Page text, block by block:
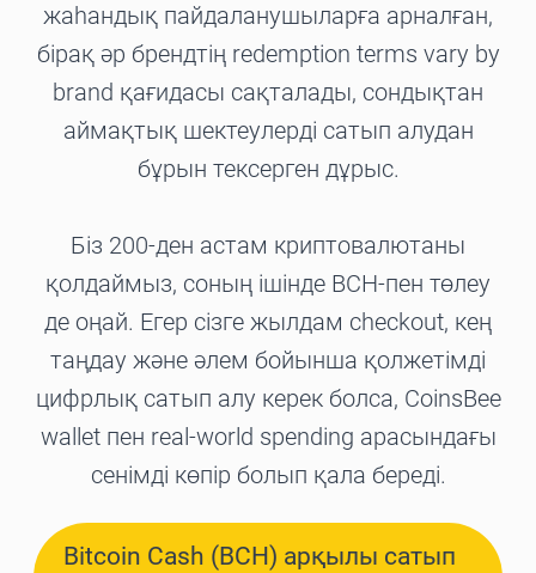
жаһандық пайдаланушыларға арналған,
бірақ әр брендтің redemption terms vary by
brand қағидасы сақталады, сондықтан
аймақтық шектеулерді сатып алудан
бұрын тексерген дұрыс.
Біз 200-ден астам криптовалютаны
қолдаймыз, соның ішінде BCH-пен төлеу
де оңай. Егер сізге жылдам checkout, кең
таңдау және әлем бойынша қолжетімді
цифрлық сатып алу керек болса, CoinsBee
wallet пен real-world spending арасындағы
сенімді көпір болып қала береді.
Bitcoin Cash (BCH) арқылы сатып